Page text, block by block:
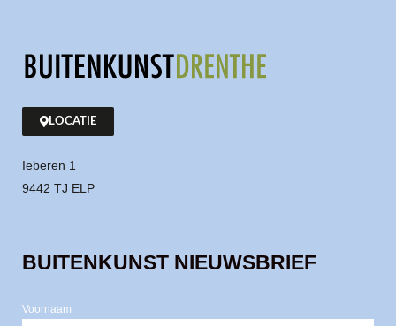
LOCATIE
Ieberen 1
9442 TJ ELP
BUITENKUNST NIEUWSBRIEF
Voornaam